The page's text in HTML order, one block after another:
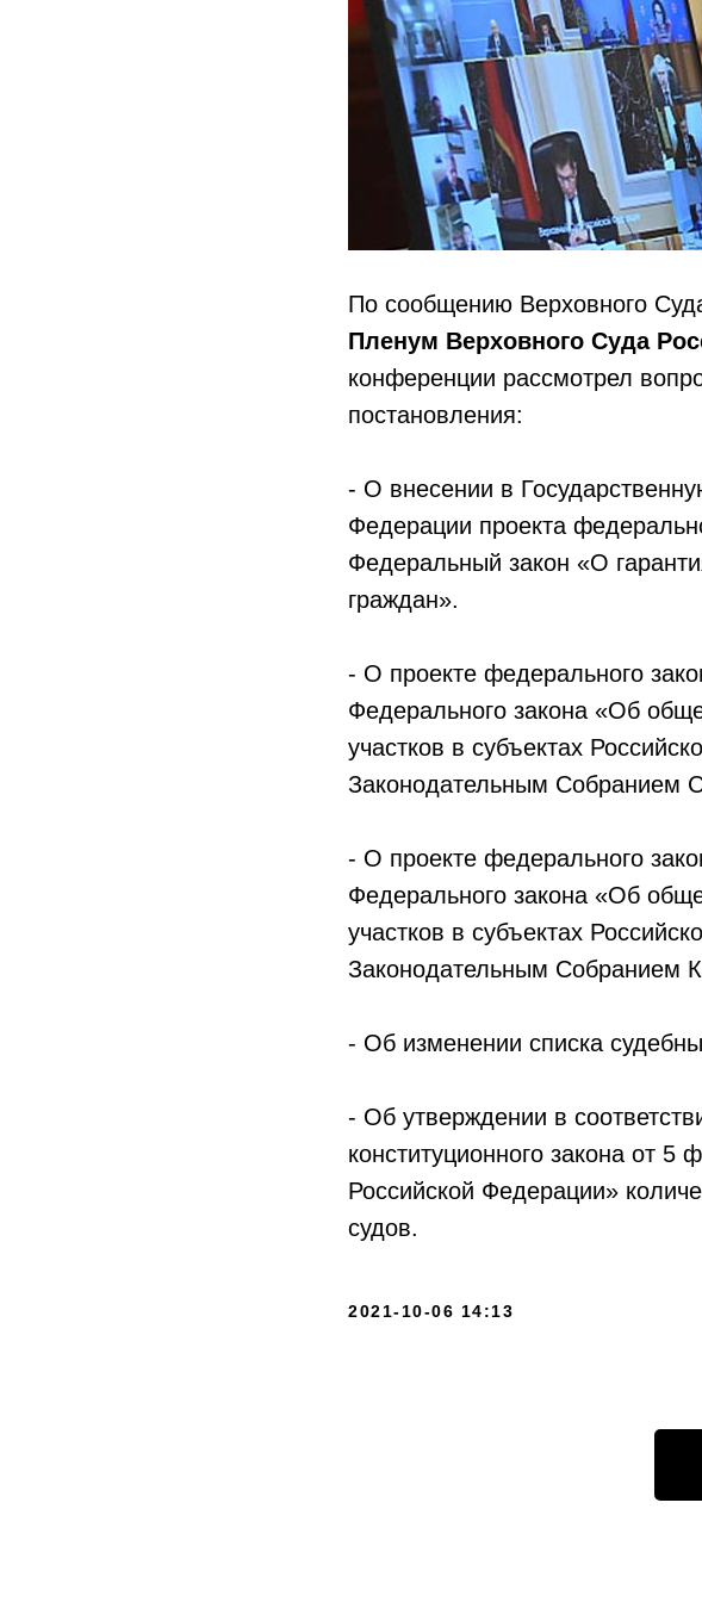
По сообщению Верховного
Пленум Верховного Суда
конференции рассмотрел
постановления:
- О внесении в
Федерации проекта
Федеральный закон «О
граждан».
- О проекте федерального
Федерального закона «Об
участков в субъектах
Законодательным Собранием
- О проекте федерального
Федерального закона «Об
участков в субъектах
Законодательным Собранием
- Об изменении списка
- Об утверждении в
конституционного закона от
Российской Федерации»
судов.
2021-10-06 14:13